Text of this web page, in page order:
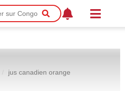
jus canadien orange